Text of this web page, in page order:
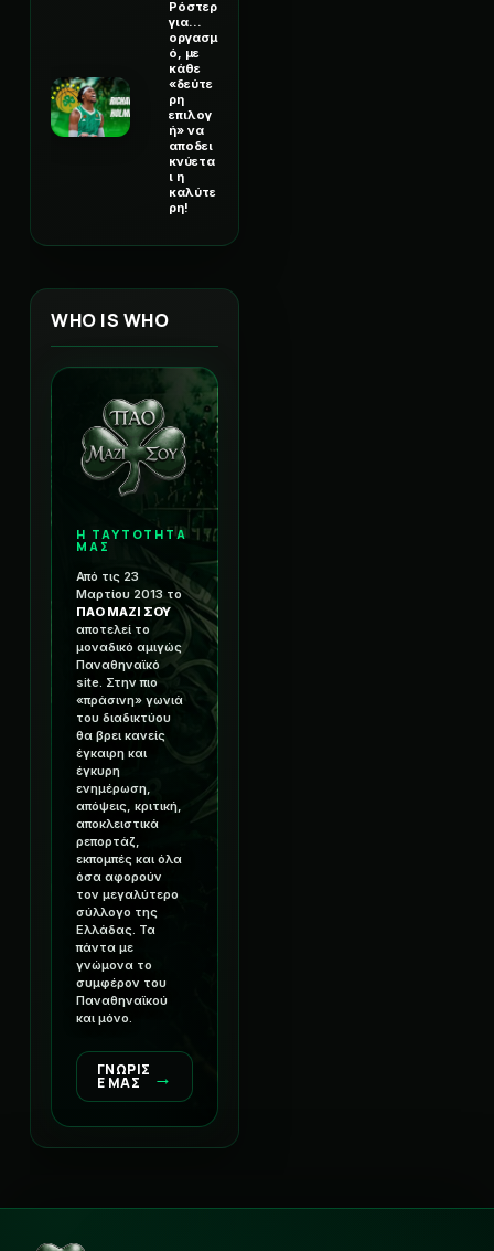
Ρόστερ
για...
οργασμ
ό, με
κάθε
«δεύτε
ρη
επιλογ
ή» να
αποδει
κνύετα
ι η
καλύτε
ρη!
WHO IS WHO
Η ΤΑΥΤΟΤΗΤΑ
ΜΑΣ
Από τις 23
Μαρτίου 2013 το
ΠΑΟ ΜΑΖΙ ΣΟΥ
αποτελεί το
μοναδικό αμιγώς
Παναθηναϊκό
site. Στην πιο
«πράσινη» γωνιά
του διαδικτύου
θα βρει κανείς
έγκαιρη και
έγκυρη
ενημέρωση,
απόψεις, κριτική,
αποκλειστικά
ρεπορτάζ,
εκπομπές και όλα
όσα αφορούν
τον μεγαλύτερο
σύλλογο της
Ελλάδας. Τα
πάντα με
γνώμονα το
συμφέρον του
Παναθηναϊκού
και μόνο.
ΓΝΩΡΙΣ
Ε ΜΑΣ →